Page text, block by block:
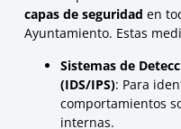
capas de seguridad en
Ayuntamiento. Estas
Sistemas de
(IDS/IPS): Para
comportamientos
internas.